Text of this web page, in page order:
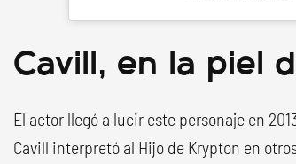
Cavill, en la piel
El actor llegó a lucir este personaje en
Cavill interpretó al Hijo de Krypton en